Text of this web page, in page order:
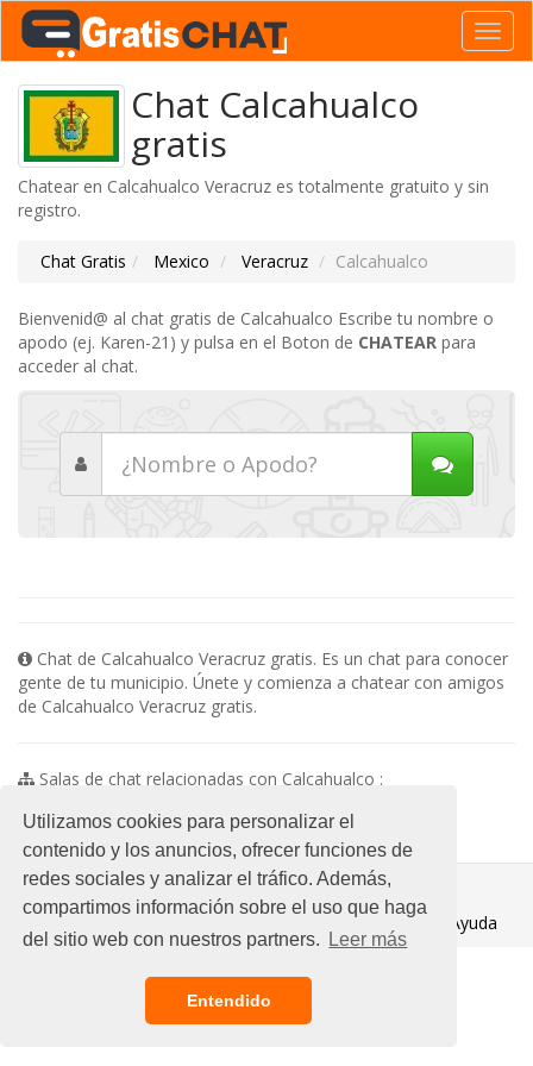
Utilizamos cookies para personalizar el
contenido y los anuncios, ofrecer funciones de
redes sociales y analizar el tráfico. Además,
compartimos información sobre el uso que haga
del sitio web con nuestros partners.
Leer más
Entendido
Chat Calcahualco
gratis
Chatear en Calcahualco Veracruz es totalmente gratuito y sin
registro.
Chat Gratis Mexico Veracruz Calcahualco
Bienvenid@ al chat gratis de Calcahualco Escribe tu nombre o
apodo (ej. Karen-21) y pulsa en el Boton de CHATEAR para
acceder al chat.
Chat de Calcahualco Veracruz gratis. Es un chat para conocer
gente de tu municipio. Únete y comienza a chatear con amigos
de Calcahualco Veracruz gratis.
Salas de chat relacionadas con Calcahualco :
No existen subsalas en esta categoria
© 2021 Chat Gratis
Aviso legal
Ayuda